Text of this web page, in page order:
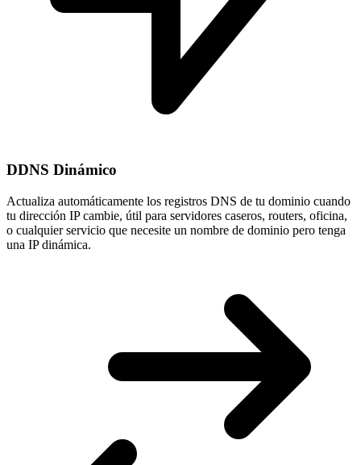
DDNS Dinámico
Actualiza automáticamente los registros DNS de tu dominio cuando
tu dirección IP cambie, útil para servidores caseros, routers, oficina,
o cualquier servicio que necesite un nombre de dominio pero tenga
una IP dinámica.